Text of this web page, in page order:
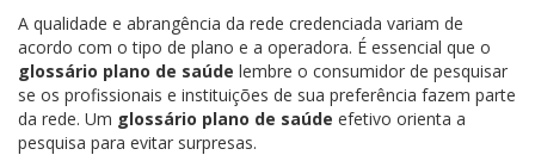
A qualidade e abrangência da rede credenciada variam de
acordo com o tipo de plano e a operadora. É essencial que o
glossário plano de saúde lembre o consumidor de pesquisar
se os profissionais e instituições de sua preferência fazem parte
da rede. Um glossário plano de saúde efetivo orienta a
pesquisa para evitar surpresas.